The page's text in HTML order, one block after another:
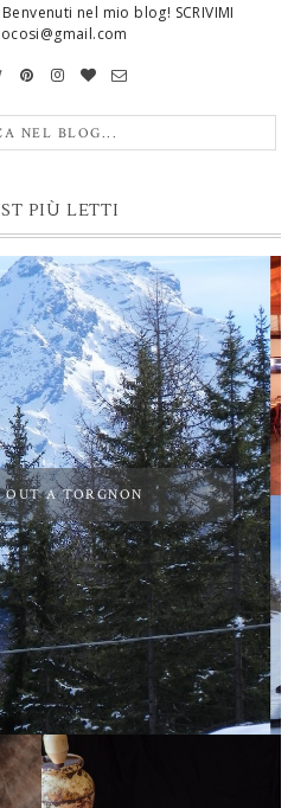
nel mio blog! SCRIVIMI
PIÙ LETTI
OUT A TORGNON